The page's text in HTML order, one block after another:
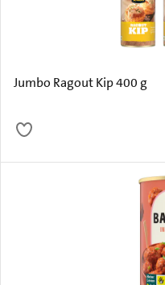
Jumbo Ragout Kip 400 g